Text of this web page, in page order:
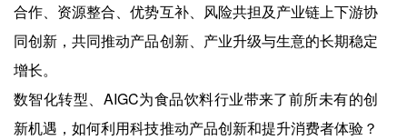
合作、资源整合、优势互补、风险共担及产业链上下游协
同创新，共同推动产品创新、产业升级与生意的长期稳定
增长。
数智化转型、AIGC为食品饮料行业带来了前所未有的创
新机遇，如何利用科技推动产品创新和提升消费者体验？